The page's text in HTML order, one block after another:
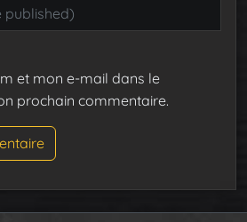
et mon e-mail dans le
prochain commentaire.